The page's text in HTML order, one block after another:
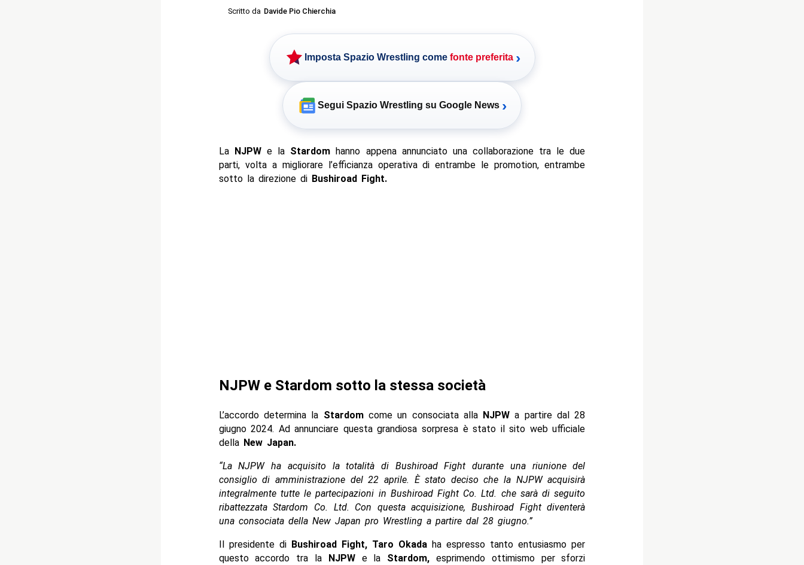
Scritto da Davide Pio Chierchia
Imposta Spazio Wrestling come fonte preferita ›
Segui Spazio Wrestling su Google News ›
La NJPWe la Stardom hanno appena annunciato una collaborazione tra le due
parti, volta a migliorare l’efficianza operativa di entrambe le promotion, entrambe
sotto la direzione di Bushiroad Fight.
NJPW e Stardom sotto la stessa società
L’accordo determina la Stardomcome un consociata alla NJPW a partire dal 28
giugno 2024. Ad annunciare questa grandiosa sorpresa è stato il sito web ufficiale
della New Japan.
“La NJPW ha acquisito la totalità di Bushiroad Fight durante una riunione del
consiglio di amministrazione del 22 aprile. È stato deciso che la NJPW acquisirà
integralmente tutte le partecipazioni in Bushiroad Fight Co. Ltd. che sarà di seguito
ribattezzata Stardom Co. Ltd. Con questa acquisizione, Bushiroad Fight diventerà
una consociata della New Japan pro Wrestling a partire dal 28 giugno.”
Il presidente di Bushiroad Fight, Taro Okada ha espresso tanto entusiasmo per
questo accordo tra la NJPWe la Stardom, esprimendo ottimismo per sforzi